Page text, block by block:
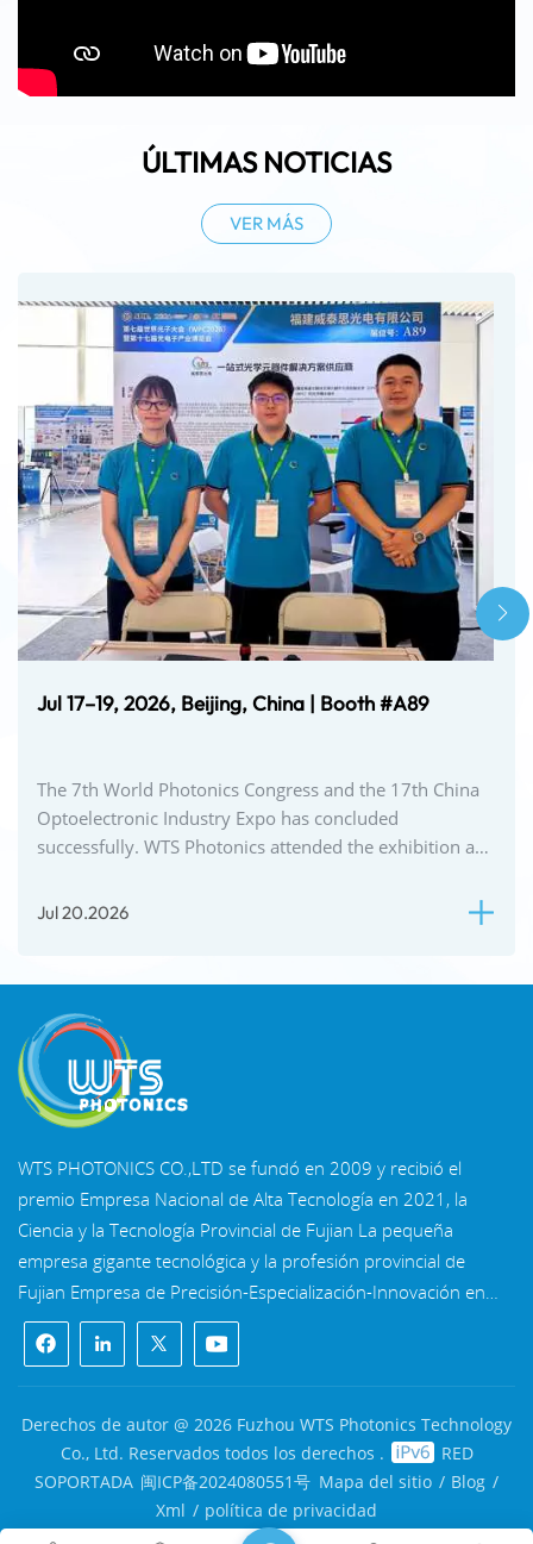
ÚLTIMAS NOTICIAS
VER MÁS
Jul 17–19, 2026, Beijing, China | Booth #A89
The 7th World Photonics Congress and the 17th China
Optoelectronic Industry Expo has concluded
successfully. WTS Photonics attended the exhibition at
Jul 20.2026
WTS PHOTONICS CO.,LTD se fundó en 2009 y recibió el
premio Empresa Nacional de Alta Tecnología en 2021, la
Ciencia y la Tecnología Provincial de Fujian La pequeña
empresa gigante tecnológica y la profesión provincial de
Fujian Empresa de Precisión-Especialización-Innovación en
2022. WTS se ubica en el Hermosa ciudad costera del sureste,
Fuzhou, una famosa ciudad óptica en China. WTS cuenta
con 11.000 metros cuadrados de naves industriales
estandarizadas, un grupo de personal técnico calificado y un
sistema completo de procesamiento óptico, Sistema de
recubrimiento, sistema de ensamblaje y sistema de control de
calidad. WTS proporciona clientes con soluciones integrales
para I+D, diseño y fabricación de componentes ópticos de
Derechos de autor @ 2026 Fuzhou WTS Photonics Technology
Co., Ltd. Reservados todos los derechos .
RED
SOPORTADA 闽ICP备2024080551号 Mapa del sitio / Blog /
Xml / política de privacidad